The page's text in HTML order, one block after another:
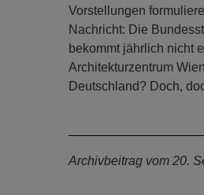
Vorstellungen
Nachricht: Die
bekommt jährlich nicht
Architekturzentrum
Deutschland? Doch,
Archivbeitrag vom 20.